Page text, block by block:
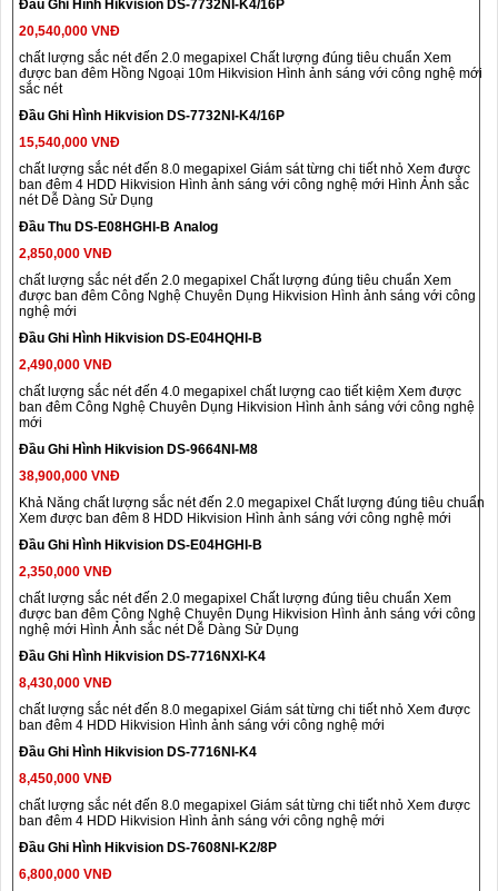
Đầu Ghi Hình Hikvision DS-7732NI-K4/16P
20,540,000 VNĐ
chất lượng sắc nét đến 2.0 megapixel Chất lượng đúng tiêu chuẩn Xem
được ban đêm Hồng Ngoại 10m Hikvision Hình ảnh sáng với công nghệ mới
sắc nét
Đầu Ghi Hình Hikvision DS-7732NI-K4/16P
15,540,000 VNĐ
chất lượng sắc nét đến 8.0 megapixel Giám sát từng chi tiết nhỏ Xem được
ban đêm 4 HDD Hikvision Hình ảnh sáng với công nghệ mới Hình Ảnh sắc
nét Dễ Dàng Sử Dụng
Đầu Thu DS-E08HGHI-B Analog
2,850,000 VNĐ
chất lượng sắc nét đến 2.0 megapixel Chất lượng đúng tiêu chuẩn Xem
được ban đêm Công Nghệ Chuyên Dụng Hikvision Hình ảnh sáng với công
nghệ mới
Đầu Ghi Hình Hikvision DS-E04HQHI-B
2,490,000 VNĐ
chất lượng sắc nét đến 4.0 megapixel chất lượng cao tiết kiệm Xem được
ban đêm Công Nghệ Chuyên Dụng Hikvision Hình ảnh sáng với công nghệ
mới
Đầu Ghi Hình Hikvision DS-9664NI-M8
38,900,000 VNĐ
Khả Năng chất lượng sắc nét đến 2.0 megapixel Chất lượng đúng tiêu chuẩn
Xem được ban đêm 8 HDD Hikvision Hình ảnh sáng với công nghệ mới
Đầu Ghi Hình Hikvision DS-E04HGHI-B
2,350,000 VNĐ
chất lượng sắc nét đến 2.0 megapixel Chất lượng đúng tiêu chuẩn Xem
được ban đêm Công Nghệ Chuyên Dụng Hikvision Hình ảnh sáng với công
nghệ mới Hình Ảnh sắc nét Dễ Dàng Sử Dụng
Đầu Ghi Hình Hikvision DS-7716NXI-K4
8,430,000 VNĐ
chất lượng sắc nét đến 8.0 megapixel Giám sát từng chi tiết nhỏ Xem được
ban đêm 4 HDD Hikvision Hình ảnh sáng với công nghệ mới
Đầu Ghi Hình Hikvision DS-7716NI-K4
8,450,000 VNĐ
chất lượng sắc nét đến 8.0 megapixel Giám sát từng chi tiết nhỏ Xem được
ban đêm 4 HDD Hikvision Hình ảnh sáng với công nghệ mới
Đầu Ghi Hình Hikvision DS-7608NI-K2/8P
6,800,000 VNĐ